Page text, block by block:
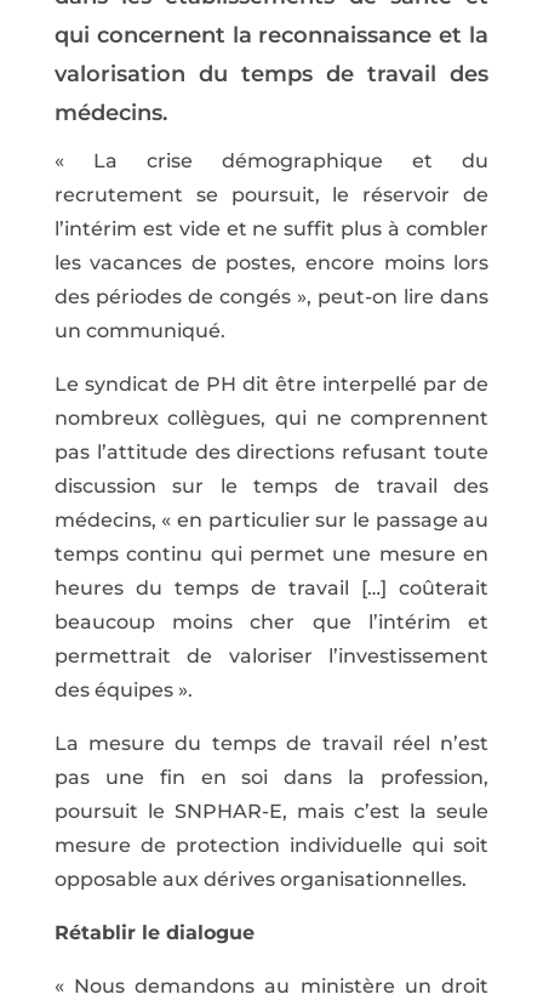
qui concernent la reconnaissance et la
valorisation du temps de travail des
médecins.
« La crise démographique et du
recrutement se poursuit, le réservoir de
l’intérim est vide et ne suffit plus à combler
les vacances de postes, encore moins lors
des périodes de congés », peut-on lire dans
un communiqué.
Le syndicat de PH dit être interpellé par de
nombreux collègues, qui ne comprennent
pas l’attitude des directions refusant toute
discussion sur le temps de travail des
médecins, « en particulier sur le passage au
temps continu qui permet une mesure en
heures du temps de travail […] coûterait
beaucoup moins cher que l’intérim et
permettrait de valoriser l’investissement
des équipes ».
La mesure du temps de travail réel n’est
pas une fin en soi dans la profession,
poursuit le SNPHAR-E, mais c’est la seule
mesure de protection individuelle qui soit
opposable aux dérives organisationnelles.
Rétablir le dialogue
« Nous demandons au ministère un droit